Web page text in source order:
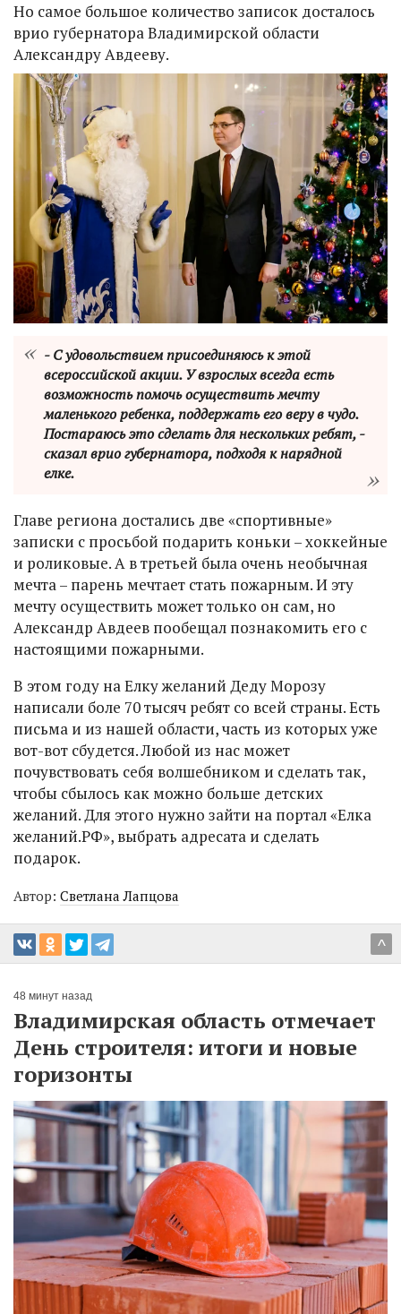
Но самое большое количество записок досталось
врио губернатора Владимирской области
Александру Авдееву.
- С удовольствием присоединяюсь к этой
всероссийской акции. У взрослых всегда есть
возможность помочь осуществить мечту
маленького ребенка, поддержать его веру в чудо.
Постараюсь это сделать для нескольких ребят, -
сказал врио губернатора, подходя к нарядной
елке.
Главе региона достались две «спортивные»
записки с просьбой подарить коньки – хоккейные
и роликовые. А в третьей была очень необычная
мечта – парень мечтает стать пожарным. И эту
мечту осуществить может только он сам, но
Александр Авдеев пообещал познакомить его с
настоящими пожарными.
В этом году на Елку желаний Деду Морозу
написали боле 70 тысяч ребят со всей страны. Есть
письма и из нашей области, часть из которых уже
вот-вот сбудется. Любой из нас может
почувствовать себя волшебником и сделать так,
чтобы сбылось как можно больше детских
желаний. Для этого нужно зайти на портал «Елка
желаний.РФ», выбрать адресата и сделать
подарок.
Автор: Светлана Лапцова
^
48 минут назад
Владимирская область отмечает
День строителя: итоги и новые
горизонты